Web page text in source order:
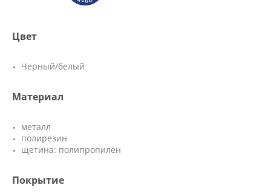
Цвет
Черный/белый
Материал
металл
полирезин
щетина: полипропилен
Покрытие